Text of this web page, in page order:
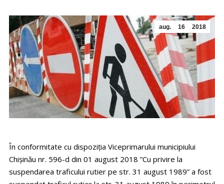
aug. 16 2018
În conformitate cu dispoziția Viceprimarului municipiului
Chișinău nr. 596-d din 01 august 2018 ”Cu privire la
suspendarea traficului rutier pe str. 31 august 1989” a fost